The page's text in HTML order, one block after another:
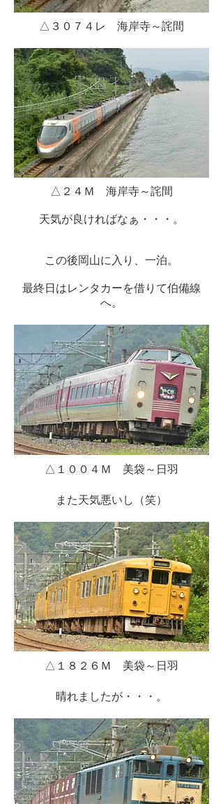
△３０７４レ 海岸寺～詫間
△２４Ｍ 海岸寺～詫間
天気が良ければなぁ・・・。
この後岡山に入り、一泊。
最終日はレンタカーを借りて伯備線
へ。
△１００４Ｍ 美袋～日羽
また天気悪いし（笑）
△１８２６Ｍ 美袋～日羽
晴れましたが・・・。